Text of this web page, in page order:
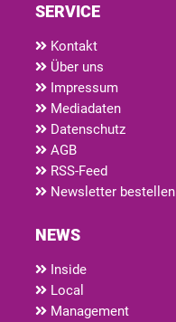
SERVICE
Kontakt
Über uns
Impressum
Mediadaten
Datenschutz
AGB
RSS-Feed
Newsletter bestellen
NEWS
Inside
Local
Management